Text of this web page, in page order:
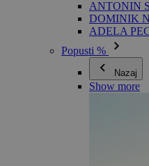
ANTONIN
DOMINIK
ADELA
Popusti %
Nazaj
Show more